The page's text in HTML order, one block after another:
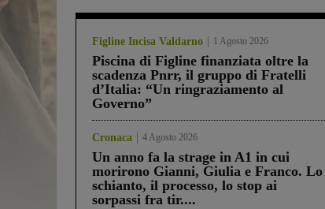
Figline Incisa Valdarno 1 Agosto 2026
Piscina di Figline finanziata oltre la
scadenza Pnrr, il gruppo di Fratelli
d’Italia: “Un ringraziamento al
Governo”
Cronaca 4 Agosto 2026
Un anno fa la strage in A1 in cui
morirono Gianni, Giulia e Franco. Lo
schianto, il processo, lo stop ai
sorpassi fra tir....